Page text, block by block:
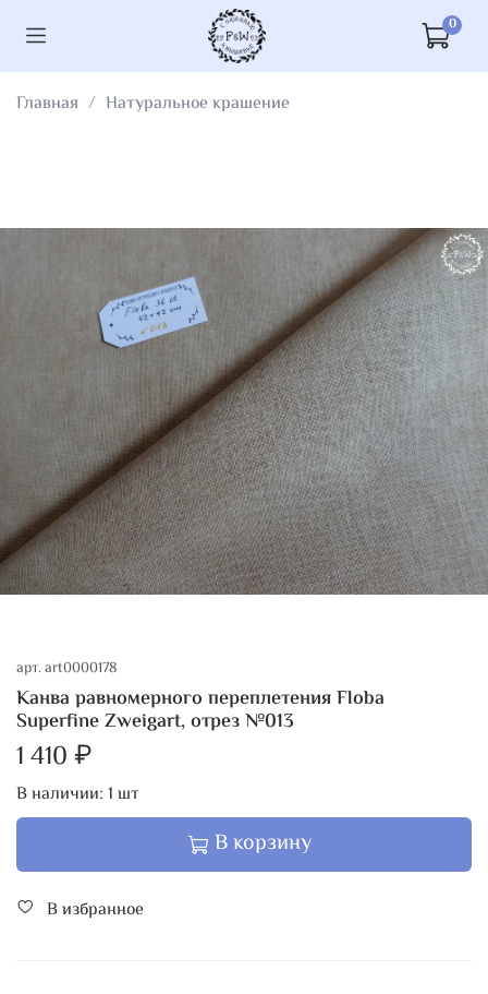
0
Главная Натуральное крашение
арт.art0000178
Канва равномерного переплетения Floba
Superfine Zweigart, отрез №013
1 410 ₽
В наличии: 1 шт
В корзину
В избранное